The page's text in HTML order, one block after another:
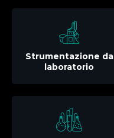
Strumentazione da
laboratorio